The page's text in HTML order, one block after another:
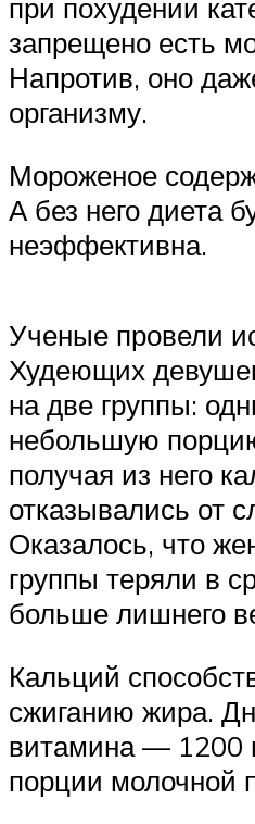
при похудении
запрещено есть
Напротив, оно
организму.
Мороженое
А без него диета
неэффективна.
Ученые провели
Худеющих
на две группы:
небольшую
получая из него
отказывались от
Оказалось, что
группы теряли в
больше лишнего
Кальций
сжиганию жира.
витамина — 1200
порции молочной